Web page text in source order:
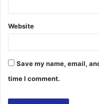
Website
Save my name, email,
time I comment.